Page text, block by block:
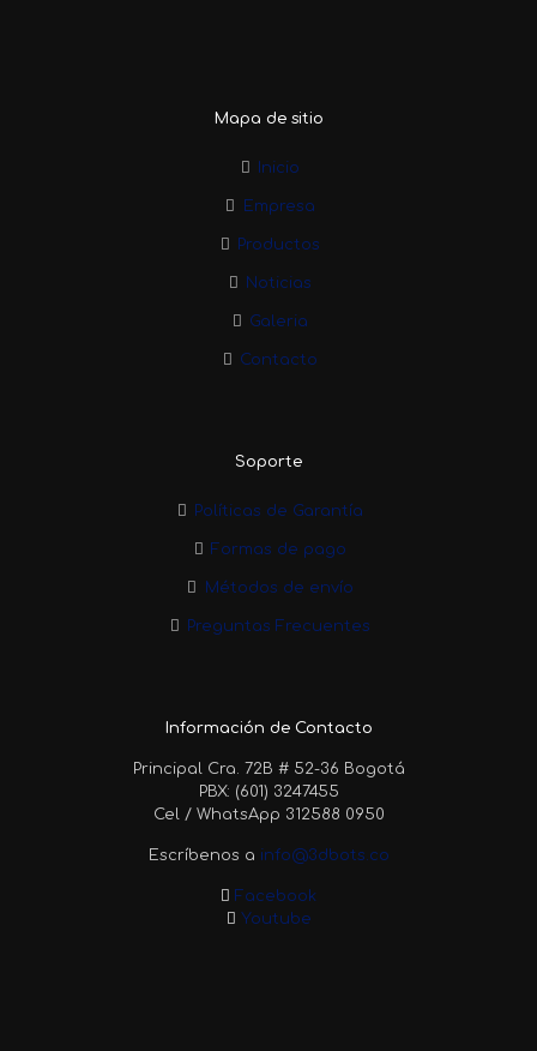
Mapa de sitio
Inicio
Empresa
Productos
Noticias
Galeria
Contacto
Soporte
Políticas de Garantía
Formas de pago
Métodos de envío
Preguntas Frecuentes
Información de Contacto
Principal Cra. 72B # 52-36 Bogotá
PBX: (601) 3247455
Cel / WhatsApp 312588 0950
Escríbenos a info@3dbots.co
Facebook
Youtube